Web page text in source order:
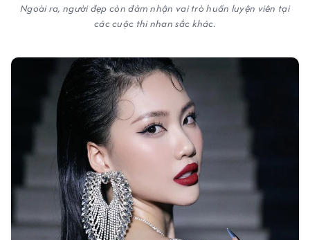
Ngoài ra, người đẹp còn đảm nhận vai trò huấn luyện viên tại
các cuộc thi nhan sắc khác.